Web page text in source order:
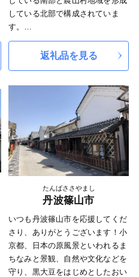
砂に導いて加古川舟運の河口港を
開き、その後、本田忠政公によっ
て本格的な町づくりが進められ、
加古川流域の物資の集散地になっ
てからのことです。この時代には
付近の村々では米作りのほか製塩
業や綿業、採石業などの地場産業
が発達し、商品流通も盛んに行わ
近現代になると大阪や神戸などの
大都市に近いことや豊富な用水が
あること、埋め立てしやすい遠浅
の海岸などが企業の立地条件とな
って、機械・製紙・化学・食品・
電力などの大工場が進出し、播磨
臨海工業地帯の中核となりまし
た。
昭和29年には高砂町・荒井村・伊
保村・曽根町が合併して高砂市が
誕生し、その後昭和31年には阿弥
陀村・米田町を合併、翌年北浜村
している北部で構成されていま
す。
南部地域は、北摂連山及び六甲山
系の緑に囲まれ、その中央部には
は、周辺各地の開発が進む中で、
今なお田園的風景を残していま
す。このような立地条件、自然環
境に加え、大都市への交通の利便
性も高く、阪神間近郊の良好な住
宅都市として発展してきました。
また、古くから歌劇・温泉のまち
として知られていますが、日本有
荒神などの神社仏閣、畿内文化の
幾多の遺跡にも恵まれ、園芸・観
光・レクリエーション都市として
の性格も有しています。
返礼品を見る
たんばささやまし
丹波篠山市
いつも丹波篠山市を応援してくだ
さり、ありがとうございます！小
京都、日本の原風景といわれるま
ちなみと景観、自然や文化などを
守り、黒大豆をはじめとしたおい